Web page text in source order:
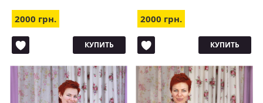
2000 грн.
КУПИТЬ
2000 грн.
КУПИТЬ